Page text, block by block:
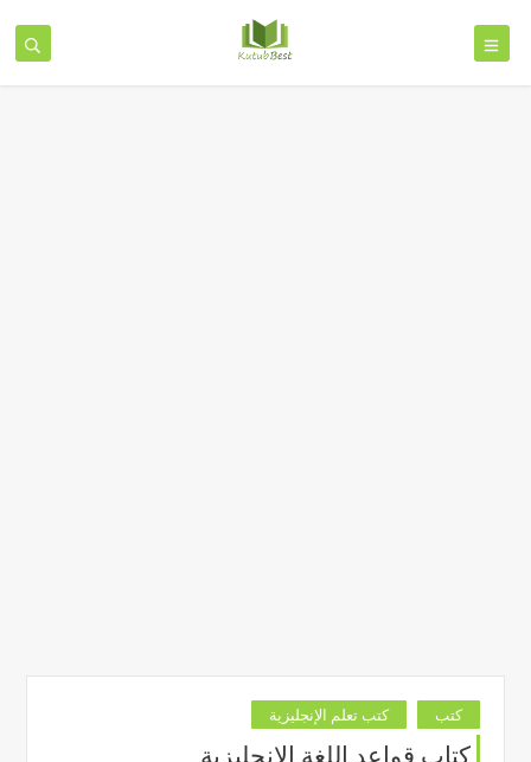
كتب كتب تعلم الإنجليزية
كتاب قواعد اللغة الانجليزية